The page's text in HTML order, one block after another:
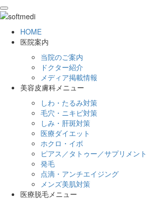
toggle
HOME
医院案内
当院のご案内
ドクター紹介
メディア掲載情報
美容皮膚科メニュー
しわ・たるみ対策
毛穴・ニキビ対策
しみ・肝斑対策
医療ダイエット
ホクロ・イボ
ピアス／タトゥー／サプリメント
発毛
点滴・アンチエイジング
メンズ美肌対策
医療脱毛メニュー